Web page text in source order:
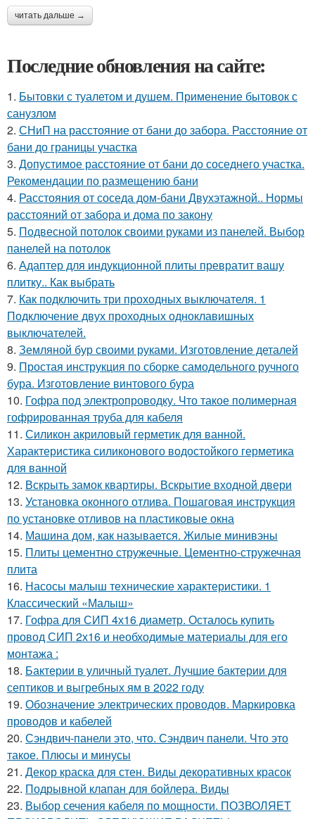
читать дальше →
Последние обновления на сайте:
1. Бытовки с туалетом и душем. Применение бытовок с
санузлом
2. СНиП на расстояние от бани до забора. Расстояние от
бани до границы участка
3. Допустимое расстояние от бани до соседнего участка.
Рекомендации по размещению бани
4. Расстояния от соседа дом-бани Двухэтажной.. Нормы
расстояний от забора и дома по закону
5. Подвесной потолок своими руками из панелей. Выбор
панелей на потолок
6. Адаптер для индукционной плиты превратит вашу
плитку.. Как выбрать
7. Как подключить три проходных выключателя. 1
Подключение двух проходных одноклавишных
выключателей.
8. Земляной бур своими руками. Изготовление деталей
9. Простая инструкция по сборке самодельного ручного
бура. Изготовление винтового бура
10. Гофра под электропроводку. Что такое полимерная
гофрированная труба для кабеля
11. Силикон акриловый герметик для ванной.
Характеристика силиконового водостойкого герметика
для ванной
12. Вскрыть замок квартиры. Вскрытие входной двери
13. Установка оконного отлива. Пошаговая инструкция
по установке отливов на пластиковые окна
14. Машина дом, как называется. Жилые минивэны
15. Плиты цементно стружечные. Цементно-стружечная
плита
16. Насосы малыш технические характеристики. 1
Классический «Малыш»
17. Гофра для СИП 4х16 диаметр. Осталось купить
провод СИП 2х16 и необходимые материалы для его
монтажа :
18. Бактерии в уличный туалет. Лучшие бактерии для
септиков и выгребных ям в 2022 году
19. Обозначение электрических проводов. Маркировка
проводов и кабелей
20. Сэндвич-панели это, что. Сэндвич панели. Что это
такое. Плюсы и минусы
21. Декор краска для стен. Виды декоративных красок
22. Подрывной клапан для бойлера. Виды
23. Выбор сечения кабеля по мощности. ПОЗВОЛЯЕТ